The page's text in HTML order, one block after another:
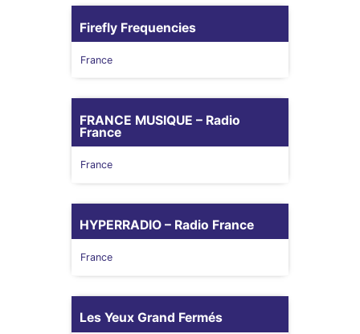
Firefly Frequencies
France
FRANCE MUSIQUE – Radio
France
France
HYPERRADIO – Radio France
France
Les Yeux Grand Fermés